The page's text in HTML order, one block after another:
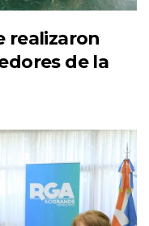
realizaron
de la